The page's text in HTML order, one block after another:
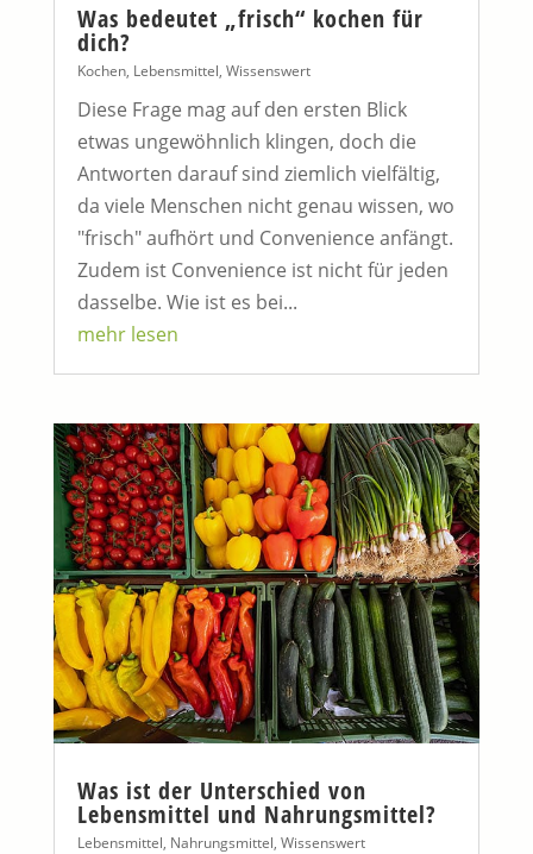
Was bedeutet „frisch“ kochen für
dich?
Kochen, Lebensmittel, Wissenswert
Diese Frage mag auf den ersten Blick
etwas ungewöhnlich klingen, doch die
Antworten darauf sind ziemlich vielfältig,
da viele Menschen nicht genau wissen, wo
"frisch" aufhört und Convenience anfängt.
Zudem ist Convenience ist nicht für jeden
dasselbe. Wie ist es bei...
mehr lesen
Was ist der Unterschied von
Lebensmittel und Nahrungsmittel?
Lebensmittel, Nahrungsmittel, Wissenswert